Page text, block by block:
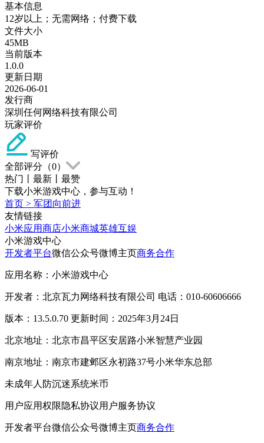
基本信息
12岁以上；无需网络；付费下载
文件大小
45MB
当前版本
1.0.0
更新日期
2026-06-01
发行商
深圳任何网络科技有限公司
玩家评价
写评价
全部评分（0）
热门
最新
最赞
下载小米游戏中心，参与互动！
首页 > 军团向前进
友情链接
小米应用商店小米商城英雄互娱
小米游戏中心
开发者平台微信公众号微博主页商务合作
应用名称：小米游戏中心
开发者：北京瓦力网络科技有限公司 电话：010-60606666
版本：13.5.0.70 更新时间：2025年3月24日
北京地址：北京市昌平区安居路小米智慧产业园
南京地址：南京市建邺区永初路37号小米华东总部
未成年人防沉迷系统米币
用户应用权限隐私协议用户服务协议
开发者平台微信公众号微博主页商务合作